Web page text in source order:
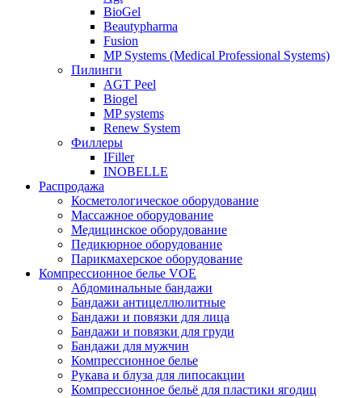
BioGel
Beautypharma
Fusion
MP Systems (Medical Professional Systems)
Пилинги
AGT Peel
Biogel
MP systems
Renew System
Филлеры
IFiller
INOBELLE
Распродажа
Косметологическое оборудование
Массажное оборудование
Медицинское оборудование
Педикюрное оборудование
Парикмахерское оборудование
Компрессионное белье VOE
Абдоминальные бандажи
Бандажи антицеллюлитные
Бандажи и повязки для лица
Бандажи и повязки для груди
Бандажи для мужчин
Компрессионное белье
Рукава и блуза для липосакции
Компрессионное бельё для пластики ягодиц